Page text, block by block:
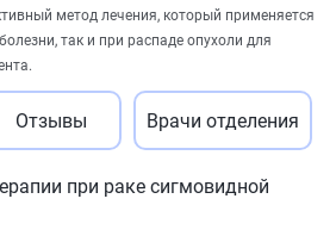
метод лечения, который применяется
так и при распаде опухоли для
Отзывы Врачи отделения
при раке сигмовидной